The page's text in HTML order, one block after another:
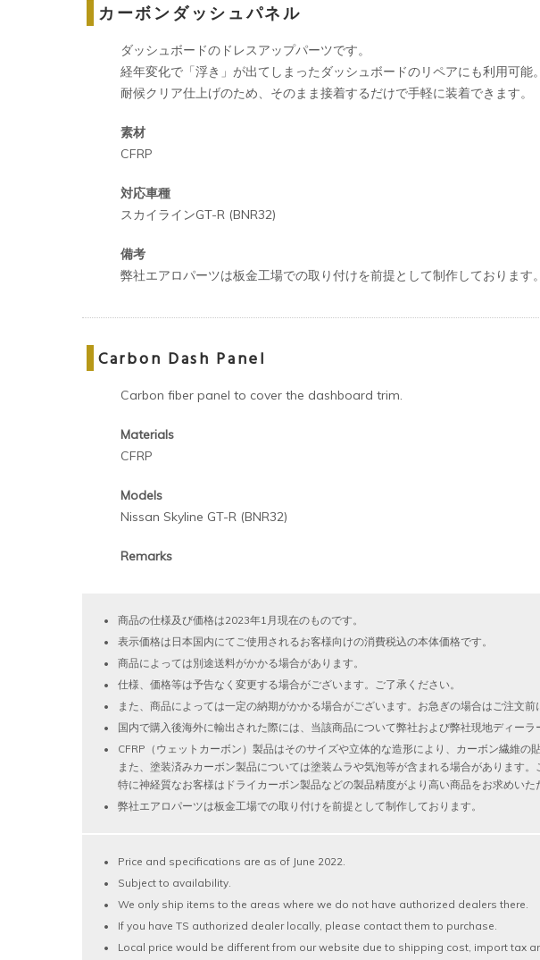
カーボンダッシュパネル
ダッシュボードのドレスアップパーツです。
経年変化で「浮き」が出てしまったダッシュボードのリペアにも利用可能。
耐候クリア仕上げのため、そのまま接着するだけで手軽に装着できます。
素材
CFRP
対応車種
スカイラインGT-R (BNR32)
備考
弊社エアロパーツは板金工場での取り付けを前提として制作しております。
Carbon Dash Panel
Carbon fiber panel to cover the dashboard trim.
Materials
CFRP
Models
Nissan Skyline GT-R (BNR32)
Remarks
商品の仕様及び価格は2023年1月現在のものです。
表示価格は日本国内にてご使用されるお客様向けの消費税込の本体価格です。
商品によっては別途送料がかかる場合があります。
仕様、価格等は予告なく変更する場合がございます。ご了承ください。
また、商品によっては一定の納期がかかる場合がございます。お急ぎの場合はご注文
国内で購入後海外に輸出された際には、当該商品について弊社および弊社現地ディー
CFRP（ウェットカーボン）製品はそのサイズや立体的な造形により、カーボン繊維の
また、塗装済みカーボン製品については塗装ムラや気泡等が含まれる場合があります
特に神経質なお客様はドライカーボン製品などの製品精度がより高い商品をお求めいた
弊社エアロパーツは板金工場での取り付けを前提として制作しております。
Price and specifications are as of June 2022.
Subject to availability.
We only ship items to the areas where we do not have authorized dealers there.
If you have TS authorized dealer locally, please contact them to purchase.
Local price would be different from our website due to shipping cost, import tax